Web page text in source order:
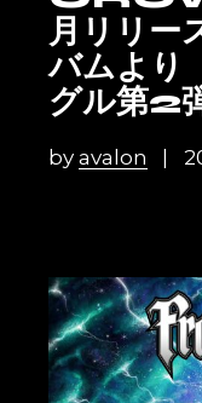
月リリー
バムより
グル第2
byavalon